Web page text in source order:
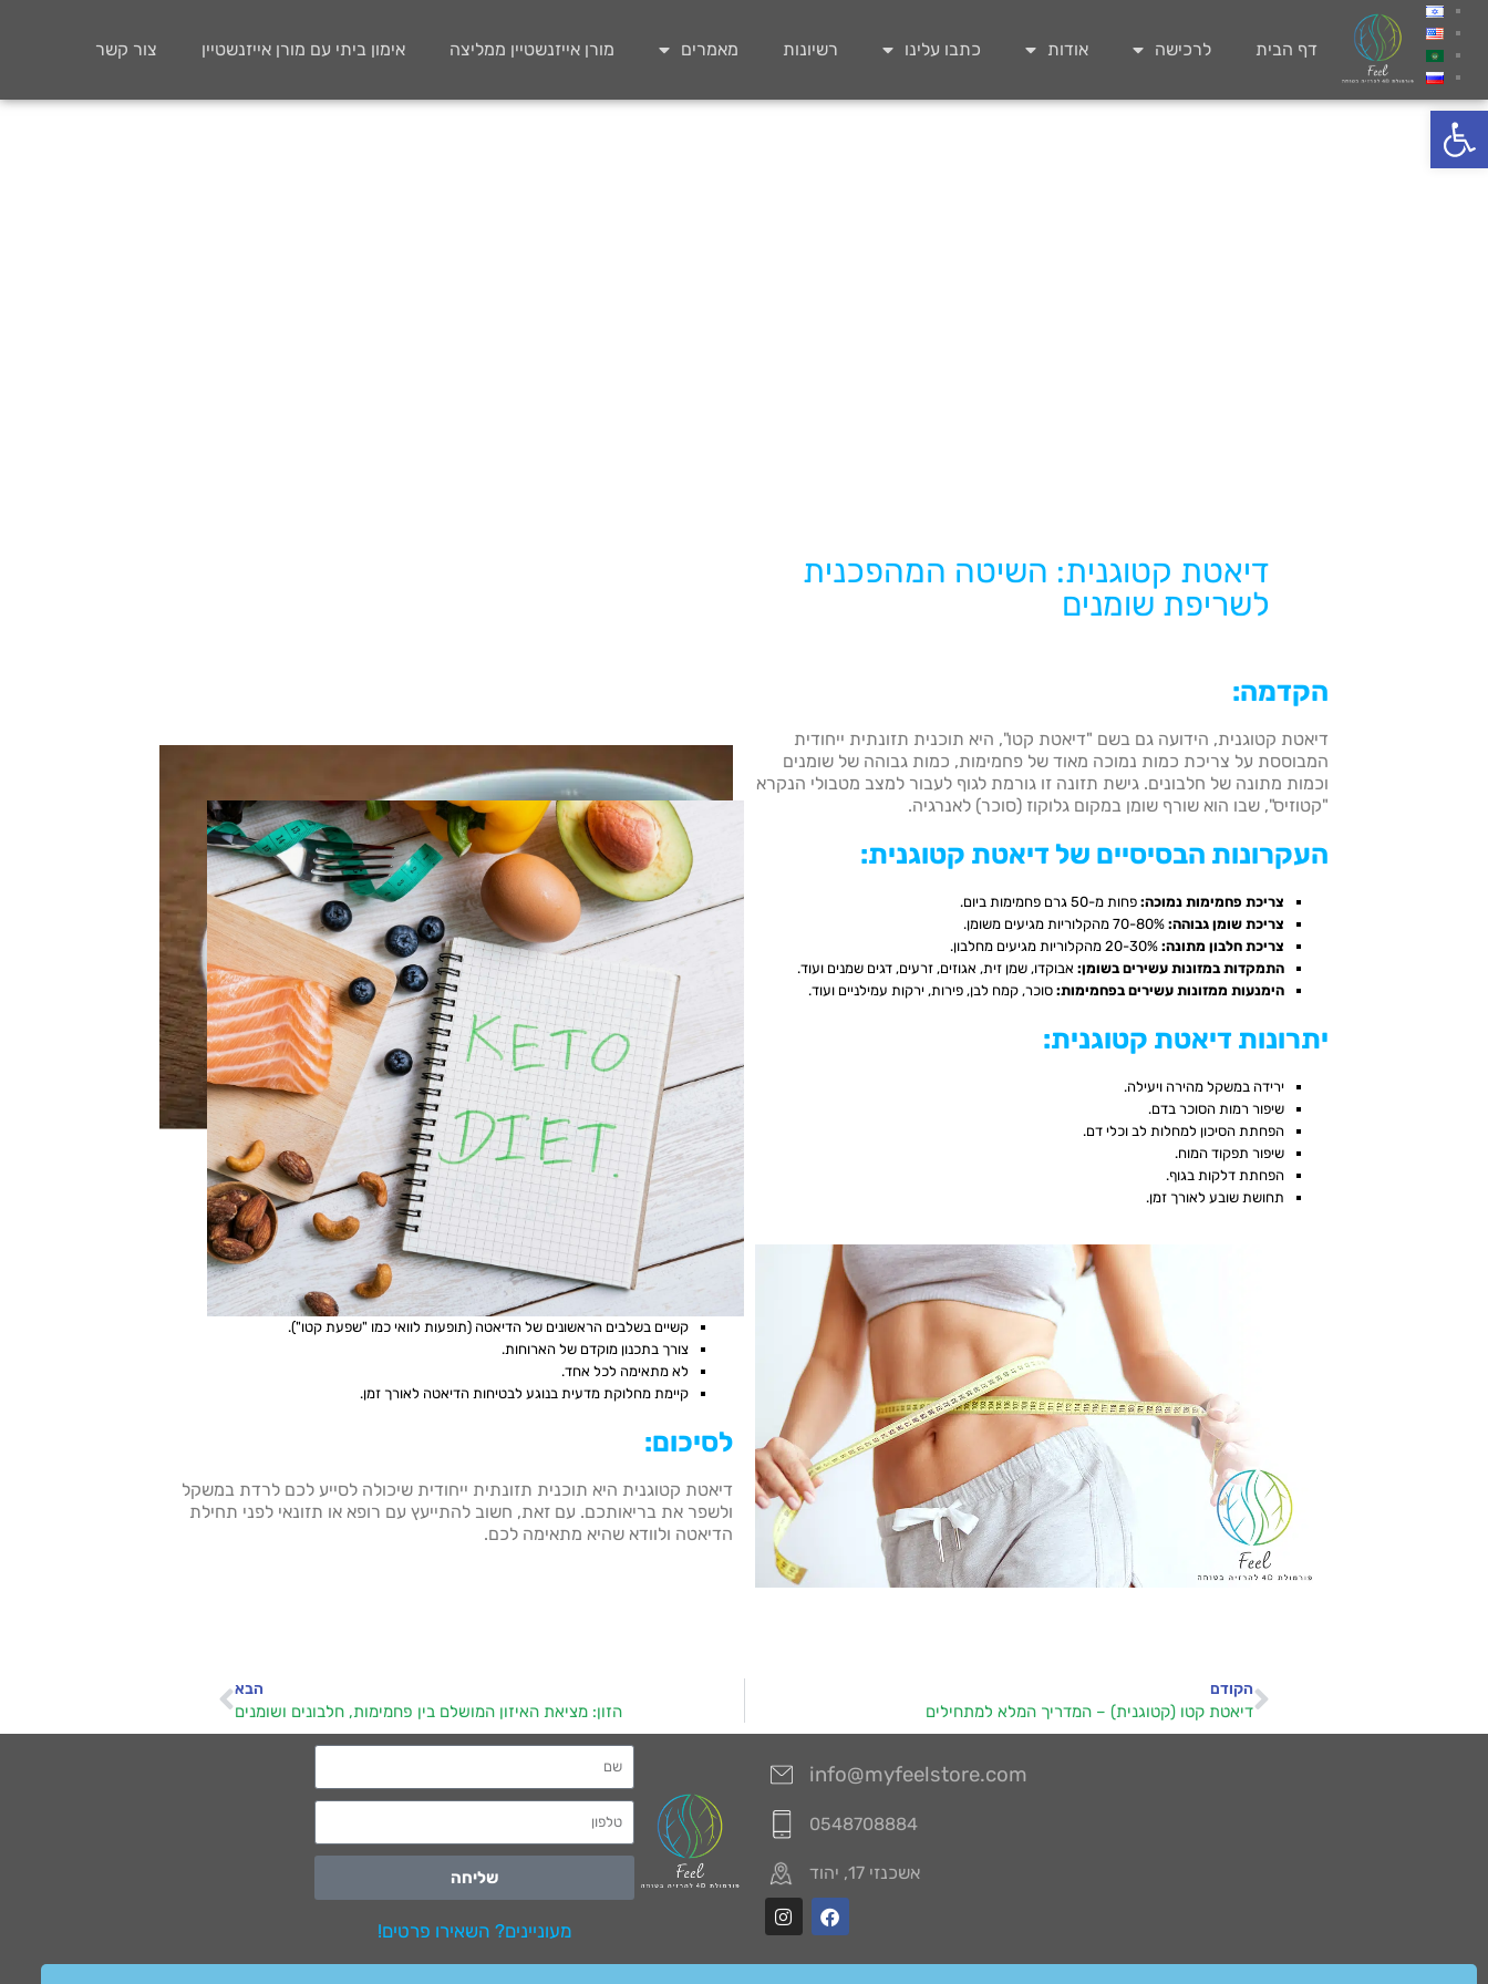
פתח סרגל נגישות
דף הבית לרכישה אודות כתבו עלינו רשיונות מאמרים מורן אייזנשטיין ממליצה אימון ביתי עם מורן אייזנשטיין צור קשר
דיאטת קטוגנית: השיטה המהפכנית
לשריפת שומנים
הקדמה:
דיאטת קטוגנית, הידועה גם בשם "דיאטת קטו", היא תוכנית תזונתית ייחודית
המבוססת על צריכת כמות נמוכה מאוד של פחמימות, כמות גבוהה של שומנים
וכמות מתונה של חלבונים. גישת תזונה זו גורמת לגוף לעבור למצב מטבולי הנקרא
"קטוזיס", שבו הוא שורף שומן במקום גלוקוז (סוכר) לאנרגיה.
העקרונות הבסיסיים של דיאטת קטוגנית:
צריכת פחמימות נמוכה: פחות מ-50 גרם פחמימות ביום.
צריכת שומן גבוהה: 70-80% מהקלוריות מגיעים משומן.
צריכת חלבון מתונה: 20-30% מהקלוריות מגיעים מחלבון.
התמקדות במזונות עשירים בשומן: אבוקדו, שמן זית, אגוזים, זרעים, דגים שמנים ועוד.
הימנעות ממזונות עשירים בפחמימות: סוכר, קמח לבן, פירות, ירקות עמילניים ועוד.
יתרונות דיאטת קטוגנית:
ירידה במשקל מהירה ויעילה.
שיפור רמות הסוכר בדם.
הפחתת הסיכון למחלות לב וכלי דם.
שיפור תפקוד המוח.
הפחתת דלקות בגוף.
תחושת שובע לאורך זמן.
חסרונות דיאטת קטוגנית:
קשיים בשלבים הראשונים של הדיאטה (תופעות לוואי כמו "שפעת קטו").
צורך בתכנון מוקדם של הארוחות.
לא מתאימה לכל אחד.
קיימת מחלוקת מדעית בנוגע לבטיחות הדיאטה לאורך זמן.
לסיכום:
דיאטת קטוגנית היא תוכנית תזונתית ייחודית שיכולה לסייע לכם לרדת במשקל
ולשפר את בריאותכם. עם זאת, חשוב להתייעץ עם רופא או תזונאי לפני תחילת
הדיאטה ולוודא שהיא מתאימה לכם.
הקודם
דיאטת קטו (קטוגנית) – המדריך המלא למתחילים
הבא
הזון: מציאת האיזון המושלם בין פחמימות, חלבונים ושומנים
info@myfeelstore.com
0548708884
אשכנזי 17, יהוד שליחה
מעוניינים? השאירו פרטים!